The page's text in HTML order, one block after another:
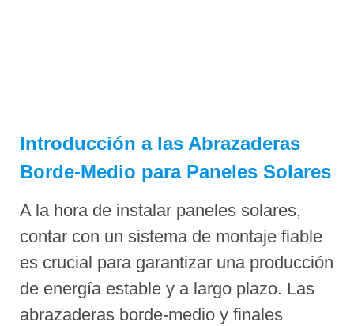
Introducción a las Abrazaderas
Borde-Medio para Paneles Solares
A la hora de instalar paneles solares,
contar con un sistema de montaje fiable
es crucial para garantizar una producción
de energía estable y a largo plazo. Las
abrazaderas borde-medio y finales